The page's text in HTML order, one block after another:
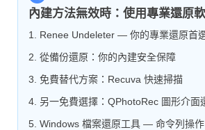
內建方法無效時：使用專業還原
1. Renee Undeleter — 你的專業還原首
2. 從備份還原：你的內建安全保障
3. 免費替代方案：Recuva 快速掃描
4. 另一免費選擇：QPhotoRec 圖形介面
5. Windows 檔案還原工具 — 命令列操作